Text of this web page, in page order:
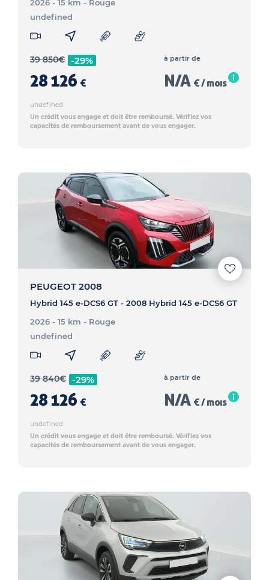
2026 - 15 km - Rouge
undefined
39 850€ -29%
28 126 €
à partir de
N/A € / mois
undefined
Un crédit vous engage et doit être remboursé. Vérifiez vos
capacités de remboursement avant de vous engager.
PEUGEOT 2008
Hybrid 145 e-DCS6 GT - 2008 Hybrid 145 e-DCS6 GT
2026 - 15 km - Rouge
undefined
39 840€ -29%
28 126 €
à partir de
N/A € / mois
undefined
Un crédit vous engage et doit être remboursé. Vérifiez vos
capacités de remboursement avant de vous engager.